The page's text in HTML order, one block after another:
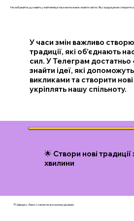
Не забувайте, що навіть у найтемніші часи ми можемо знайти світло. Яку традицію ви
У часи змін важливо
традиції, які об’єднають
сил. У Телеграм
знайти ідеї, які
викликами та створити
укріплять нашу спільноту.
🌟 Створи нові традиції
хвилини
💛 Швидко. Легко. І з ясністю в кожному рішенні.